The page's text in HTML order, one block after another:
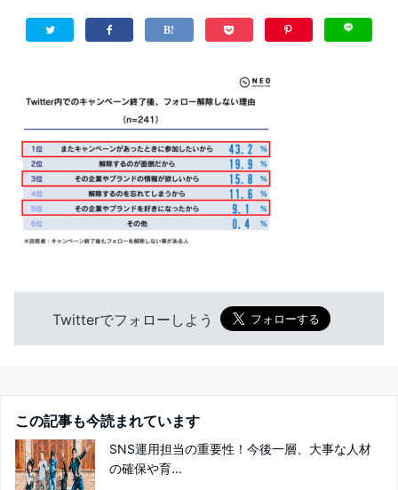
Twitterでフォローしよう
この記事も今読まれています
SNS運用担当の重要性！今後一層、大事な人材
の確保や育...